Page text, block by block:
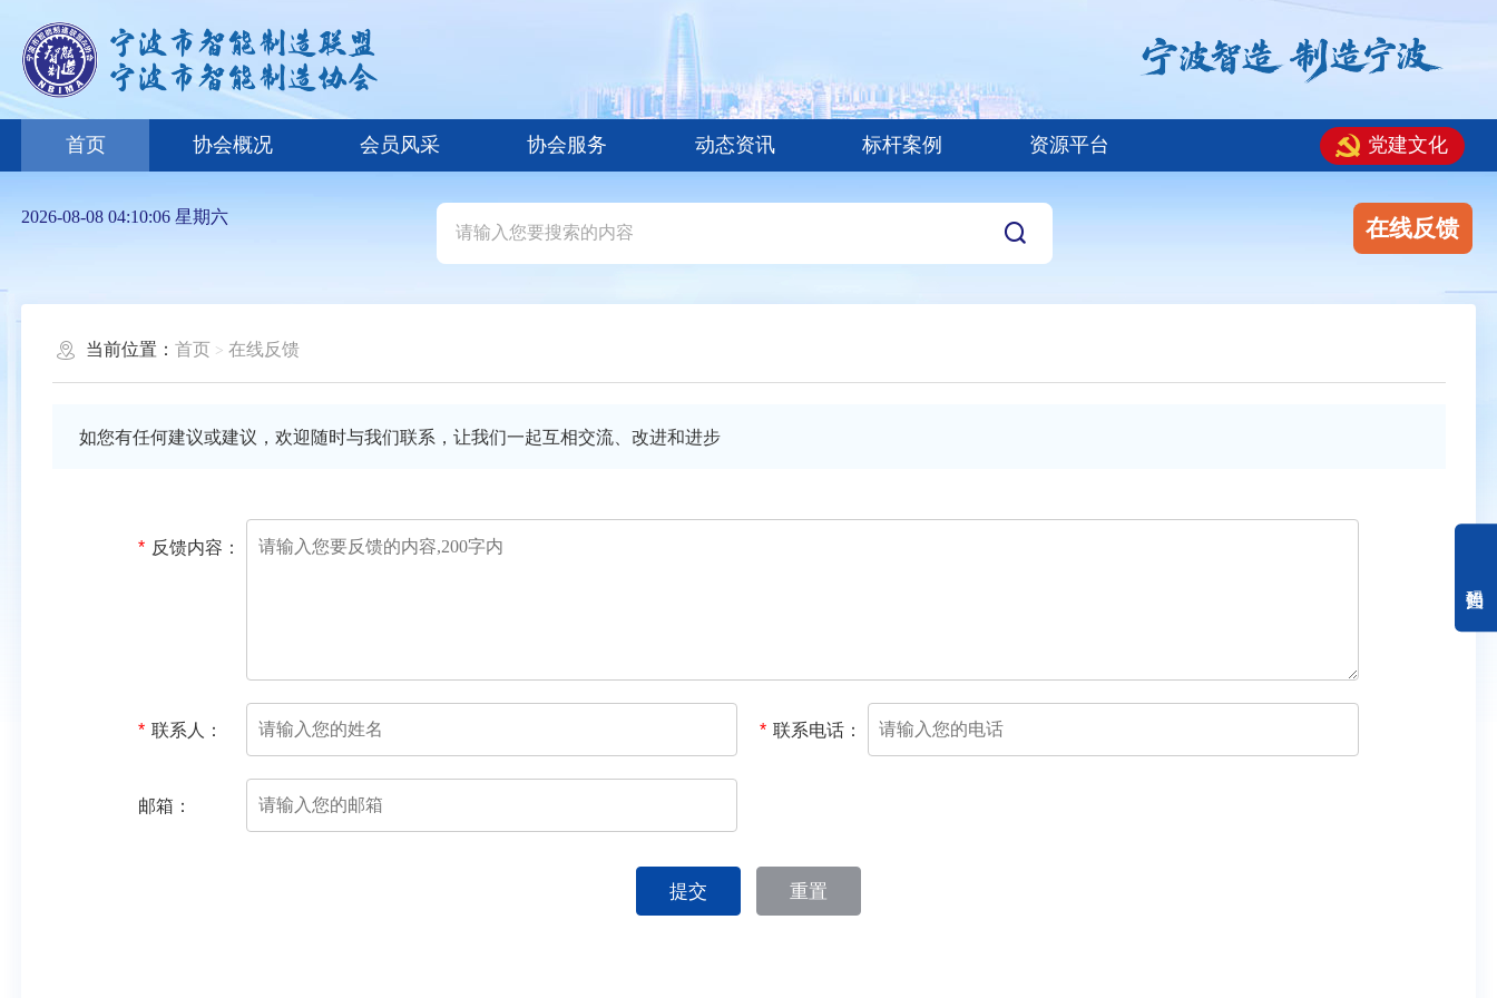
首页 协会概况 会员风采 协会服务 动态资讯 标杆案例 资源平台 党建文化
2026-08-08 04:10:06 星期六 在线反馈
当前位置：首页 在线反馈
如您有任何建议或建议，欢迎随时与我们联系，让我们一起互相交流、改进和进步
* 反馈内容：
* 联系人： * 联系电话：
邮箱：
提交 重置